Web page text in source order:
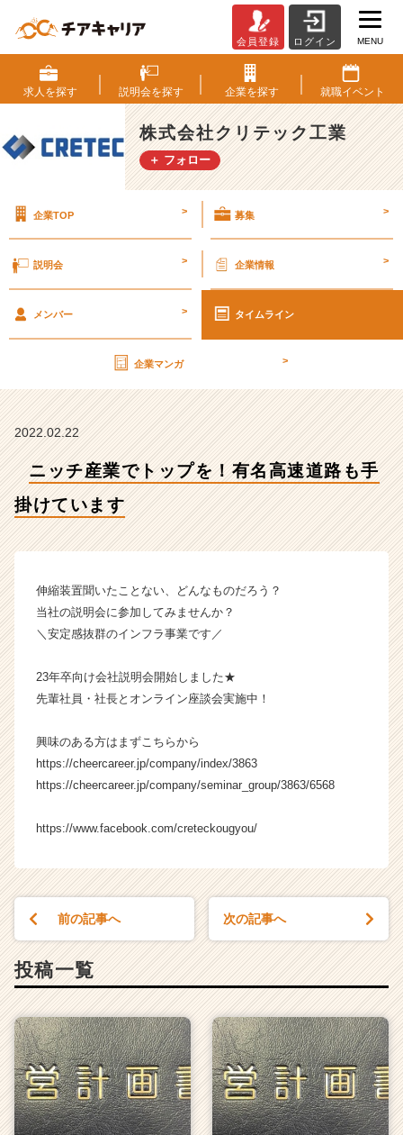
ッ
チ
産
業
で
ト
有
速
手
掛
ま
す
リ
テ
ッ
工
業
イ
ム
ラ
ン】
チ
ー・
業
か
ら
ス
カ
ウ
ト
会員登録 ログイン MENU
求人を探す 説明会を探す 企業を探す 就職イベント
株式会社クリテック工業
＋ フォロー
企業TOP > 募集 >
説明会 > 企業情報 >
メンバー > タイムライン
企業マンガ >
2022.02.22
ニッチ産業でトップを！有名高速道路も手
掛けています
伸縮装置聞いたことない、どんなものだろう？
当社の説明会に参加してみませんか？
＼安定感抜群のインフラ事業です／
23年卒向け会社説明会開始しました★
先輩社員・社長とオンライン座談会実施中！
興味のある方はまずこちらから
https://cheercareer.jp/company/index/3863
https://cheercareer.jp/company/seminar_group/3863/6568
https://www.facebook.com/creteckougyou/
前の記事へ 次の記事へ
投稿一覧